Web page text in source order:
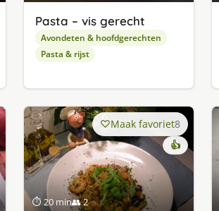
Pasta – vis gerecht
Avondeten & hoofdgerechten
Pasta & rijst
⏱ 20 min👥 2
Maak favoriet8
👍